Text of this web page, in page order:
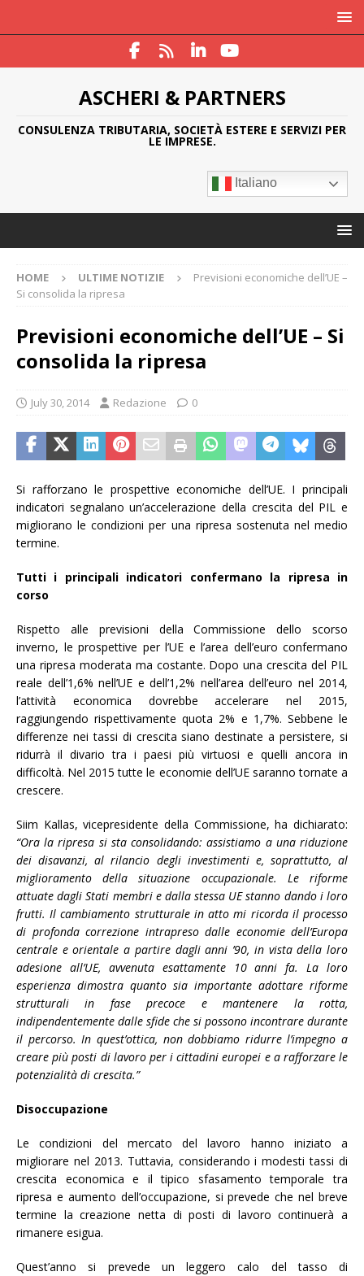
ASCHERI & PARTNERS
CONSULENZA TRIBUTARIA, SOCIETÀ ESTERE E SERVIZI PER
LE IMPRESE.
Italiano
HOME ULTIME NOTIZIE
Previsioni economiche dell’UE –
Si consolida la ripresa
Previsioni economiche dell’UE – Si
consolida la ripresa
July 30, 2014 Redazione 0
Si rafforzano le prospettive economiche dell’UE. I principali
indicatori segnalano un’accelerazione della crescita del PIL e
migliorano le condizioni per una ripresa sostenuta nel medio
termine.
Tutti i principali indicatori confermano la ripresa in
corso
Rispetto alle previsioni della Commissione dello scorso
inverno, le prospettive per l’UE e l’area dell’euro confermano
una ripresa moderata ma costante. Dopo una crescita del PIL
reale dell’1,6% nell’UE e dell’1,2% nell’area dell’euro nel 2014,
l’attività economica dovrebbe accelerare nel 2015,
raggiungendo rispettivamente quota 2% e 1,7%. Sebbene le
differenze nei tassi di crescita siano destinate a persistere, si
ridurrà il divario tra i paesi più virtuosi e quelli ancora in
difficoltà. Nel 2015 tutte le economie dell’UE saranno tornate a
crescere.
Siim Kallas, vicepresidente della Commissione, ha dichiarato:
“Ora la ripresa si sta consolidando: assistiamo a una riduzione
dei disavanzi, al rilancio degli investimenti e, soprattutto, al
miglioramento della situazione occupazionale. Le riforme
attuate dagli Stati membri e dalla stessa UE stanno dando i loro
frutti. Il cambiamento strutturale in atto mi ricorda il processo
di profonda correzione intrapreso dalle economie dell’Europa
centrale e orientale a partire dagli anni ’90, in vista della loro
adesione all’UE, avvenuta esattamente 10 anni fa. La loro
esperienza dimostra quanto sia importante adottare riforme
strutturali in fase precoce e mantenere la rotta,
indipendentemente dalle sfide che si possono incontrare durante
il percorso. In quest’ottica, non dobbiamo ridurre l’impegno a
creare più posti di lavoro per i cittadini europei e a rafforzare le
potenzialità di crescita.”
Disoccupazione
Le condizioni del mercato del lavoro hanno iniziato a
migliorare nel 2013. Tuttavia, considerando i modesti tassi di
crescita economica e il tipico sfasamento temporale tra
ripresa e aumento dell’occupazione, si prevede che nel breve
termine la creazione netta di posti di lavoro continuerà a
rimanere esigua.
Quest’anno si prevede un leggero calo del tasso di